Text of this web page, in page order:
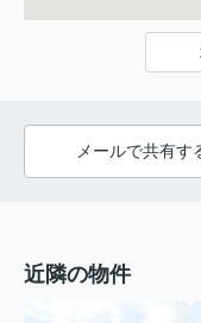
メールで共有す
近隣の物件